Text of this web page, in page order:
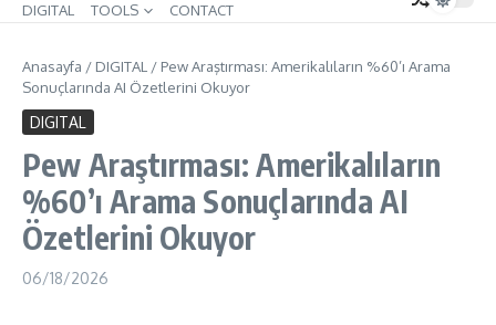
DIGITAL
TOOLS CONTACT
Anasayfa / DIGITAL / Pew Araştırması: Amerikalıların %60’ı Arama
Sonuçlarında AI Özetlerini Okuyor
DIGITAL
Pew Araştırması: Amerikalıların
%60’ı Arama Sonuçlarında AI
Özetlerini Okuyor
06/18/2026